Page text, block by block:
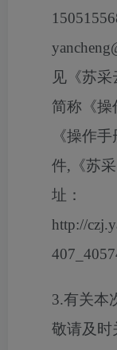
见《苏
简称《操
《操作
件,《苏
址：
http://
3.有关本
敬请及时